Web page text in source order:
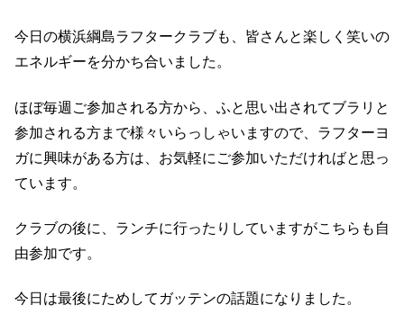
今日の横浜綱島ラフタークラブも、皆さんと楽しく笑いの
エネルギーを分かち合いました。
ほぼ毎週ご参加される方から、ふと思い出されてブラリと
参加される方まで様々いらっしゃいますので、ラフターヨ
ガに興味がある方は、お気軽にご参加いただければと思っ
ています。
クラブの後に、ランチに行ったりしていますがこちらも自
由参加です。
今日は最後にためしてガッテンの話題になりました。